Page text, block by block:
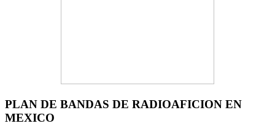
PLAN DE BANDAS DE RADIOAFICION EN
MEXICO